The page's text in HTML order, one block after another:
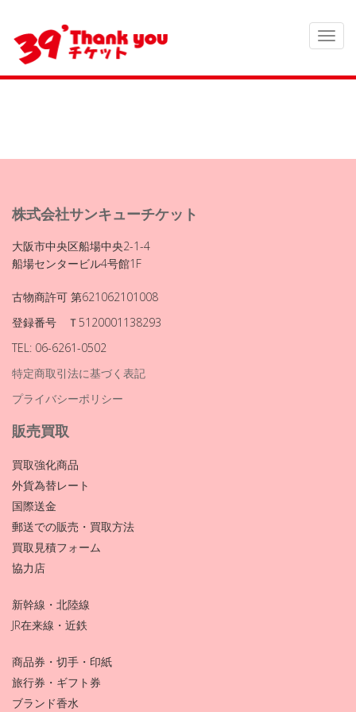
株式会社サンキューチケット
大阪市中央区船場中央2-1-4
船場センタービル4号館1F
古物商許可 第621062101008
登録番号 Ｔ5120001138293
TEL: 06-6261-0502
特定商取引法に基づく表記
プライバシーポリシー
販売買取
買取強化商品
外貨為替レート
国際送金
郵送での販売・買取方法
買取見積フォーム
協力店
新幹線・北陸線
JR在来線・近鉄
商品券・切手・印紙
旅行券・ギフト券
ブランド香水